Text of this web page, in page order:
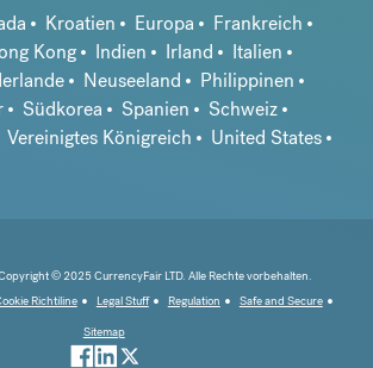
Kroatien Europa
Frankreich
Kong Indien Irland
Italien
Neuseeland
Philippinen
Südkorea Spanien
Schweiz
Vereinigtes Königreich
United States
© 2025 CurrencyFair LTD. Alle Rechte vorbehalten.
Richtiline Legal Stuff Regulation
Safe and Secure
Sitemap